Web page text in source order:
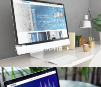
查看网站案例详情